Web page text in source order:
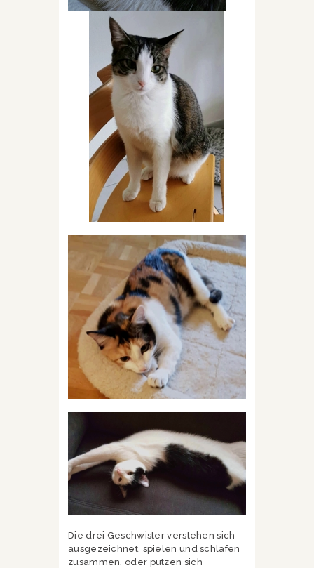
Die drei Geschwister verstehen sich
ausgezeichnet, spielen und schlafen
zusammen, oder putzen sich